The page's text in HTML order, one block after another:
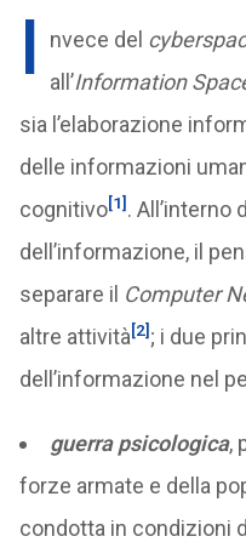
I nvece del
all’Information
sia l’elaborazione
delle informazioni
cognitivo[1] . All’interno
dell’informazione, il
separare il Computer
altre attività[2] ; i due
dell’informazione nel
guerra psicologica,
forze armate e della
condotta in condizioni